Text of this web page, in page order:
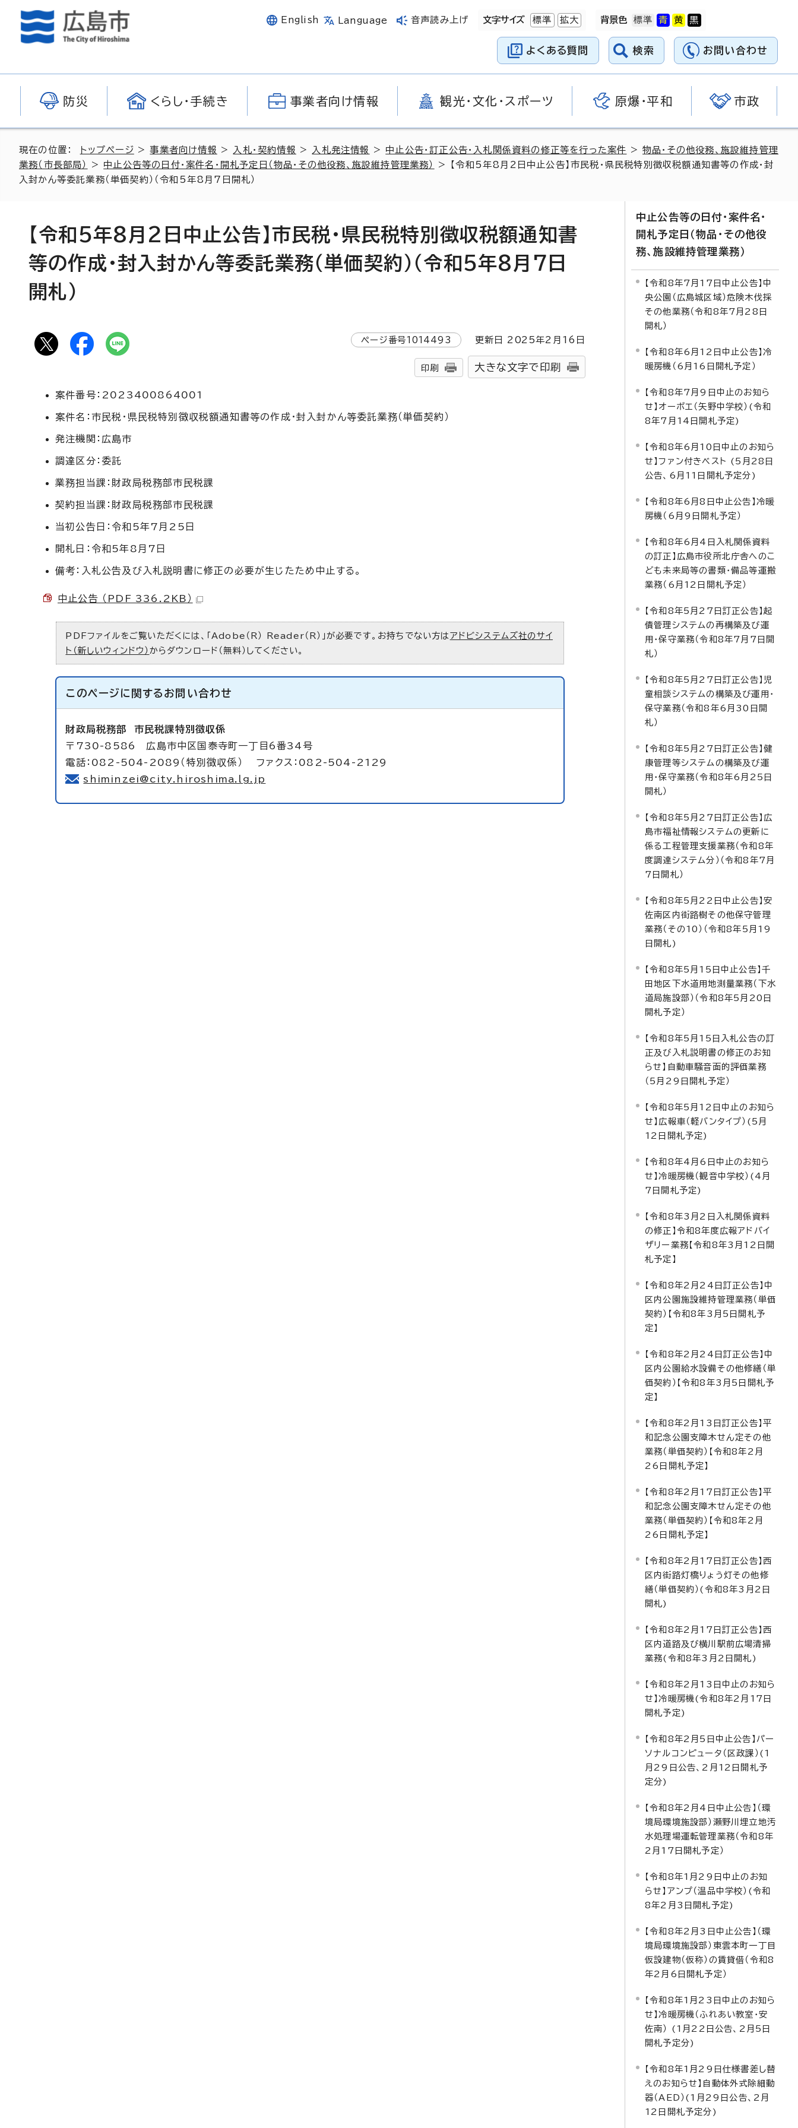
English Language 音声読み上げ 文字サイズ 標準 拡大 背景色
よくある質問 検索 お問い合わせ
防災 くらし・手続き 事業者向け情報 観光・文化・スポーツ 原爆・平和 市政
現在の位置： トップページ >事業者向け情報 > 入札・契約情報 > 入札発注情報 > 中止公告・訂正公告・入札関係資料の修正等を行った案件 >物品・その他役務、施設維持管理
業務（市長部局）
> 中止公告等の日付・案件名・開札予定日（物品・その他役務、施設維持管理業務）
> 【令和5年8月2日中止公告】市民税・県民税特別徴収税額通知書等の作成・封
入封かん等委託業務（単価契約）（令和5年8月7日開札）
【令和5年8月2日中止公告】市民税・県民税特別徴収税額通知書
等の作成・封入封かん等委託業務（単価契約）（令和5年8月7日
開札）
ページ番号1014493 更新日 2025年2月 16 日
印刷 大きな文字で印刷
案件番号：2023400864001
案件名：市民税・県民税特別徴収税額通知書等の作成・封入封かん等委託業務（単価契約）
発注機関：広島市
調達区分：委託
業務担当課：財政局税務部市民税課
契約担当課：財政局税務部市民税課
当初公告日：令和5年7月25日
開札日：令和5年8月7日
備考：入札公告及び入札説明書に修正の必要が生じたため中止する。
中止公告 （PDF 336.2KB）
PDFファイルをご覧いただくには、「Adobe（R） Reader（R）」が必要です。お持ちでない方は アドビシステムズ社のサイ
ト（新しいウィンドウ） からダウンロード（無料）してください。
このページに関する お問い合わせ
財政局税務部 市民税課特別徴収係
〒730-8586 広島市中区国泰寺町一丁目6番34号
電話：082-504-2089（特別徴収係） ファクス：082-504-2129
shiminzei@city.hiroshima.lg.jp
中止公告等の日付・案件名・
開札予定日（物品・その他役
務、施設維持管理業務）
【令和8年7月17日中止公告】中
央公園（広島城区域）危険木伐採
その他業務（令和8年7月28日
開札）
【令和8年6月12日中止公告】冷
暖房機（6月16日開札予定）
【令和8年7月9日中止のお知ら
せ】オーボエ（矢野中学校）(令和
8年7月14日開札予定)
【令和8年6月10日中止のお知ら
せ】ファン付きベスト (5月28日
公告、6月11日開札予定分)
【令和8年6月8日中止公告】冷暖
房機（6月9日開札予定）
【令和8年6月4日入札関係資料
の訂正】広島市役所北庁舎へのこ
ども未来局等の書類・備品等運搬
業務（6月12日開札予定）
【令和8年5月27日訂正公告】起
債管理システムの再構築及び運
用・保守業務（令和8年7月7日開
札）
【令和8年5月27日訂正公告】児
童相談システムの構築及び運用・
保守業務（令和8年6月30日開
札）
【令和8年5月27日訂正公告】健
康管理等システムの構築及び運
用・保守業務（令和8年6月25日
開札）
【令和8年5月27日訂正公告】広
島市福祉情報システムの更新に
係る工程管理支援業務（令和8年
度調達システム分）（令和8年7月
7日開札）
【令和8年5月22日中止公告】安
佐南区内街路樹その他保守管理
業務（その10）（令和8年5月19
日開札)
【令和8年5月15日中止公告】千
田地区下水道用地測量業務（下水
道局施設部）（令和8年5月20日
開札予定）
【令和8年5月15日入札公告の訂
正及び入札説明書の修正のお知
らせ】自動車騒音面的評価業務
（5月29日開札予定）
【令和8年5月12日中止のお知ら
せ】広報車（軽バンタイプ）(5月
12日開札予定)
【令和8年4月6日中止のお知ら
せ】冷暖房機（観音中学校）(4月
7日開札予定)
【令和8年3月2日入札関係資料
の修正】令和8年度広報アドバイ
ザリー業務【令和8年3月12日開
札予定】
【令和8年2月24日訂正公告】中
区内公園施設維持管理業務（単価
契約）【令和8年3月5日開札予
定】
【令和8年2月24日訂正公告】中
区内公園給水設備その他修繕（単
価契約）【令和8年3月5日開札予
定】
【令和8年2月13日訂正公告】平
和記念公園支障木せん定その他
業務（単価契約）【令和8年2月
26日開札予定】
【令和8年2月17日訂正公告】平
和記念公園支障木せん定その他
業務（単価契約）【令和8年2月
26日開札予定】
【令和8年2月17日訂正公告】西
区内街路灯橋りょう灯その他修
繕（単価契約）(令和8年3月2日
開札)
【令和8年2月17日訂正公告】西
区内道路及び横川駅前広場清掃
業務(令和8年3月2日開札)
【令和8年2月13日中止のお知ら
せ】冷暖房機(令和8年2月17日
開札予定)
【令和8年2月5日中止公告】パー
ソナルコンピュータ（区政課）(1
月29日公告、2月12日開札予
定分)
【令和8年2月4日中止公告】（環
境局環境施設部）瀬野川埋立地汚
水処理場運転管理業務（令和8年
2月17日開札予定）
【令和8年1月29日中止のお知
らせ】アンプ（温品中学校）(令和
8年2月3日開札予定)
【令和8年2月3日中止公告】（環
境局環境施設部）東雲本町一丁目
仮設建物（仮称）の賃貸借（令和8
年2月6日開札予定）
【令和8年1月23日中止のお知ら
せ】冷暖房機（ふれあい教室・安
佐南） (1月22日公告、2月5日
開札予定分)
【令和8年1月29日仕様書差し替
えのお知らせ】自動体外式除細動
器（AED）(1月29日公告、2月
12日開札予定分)